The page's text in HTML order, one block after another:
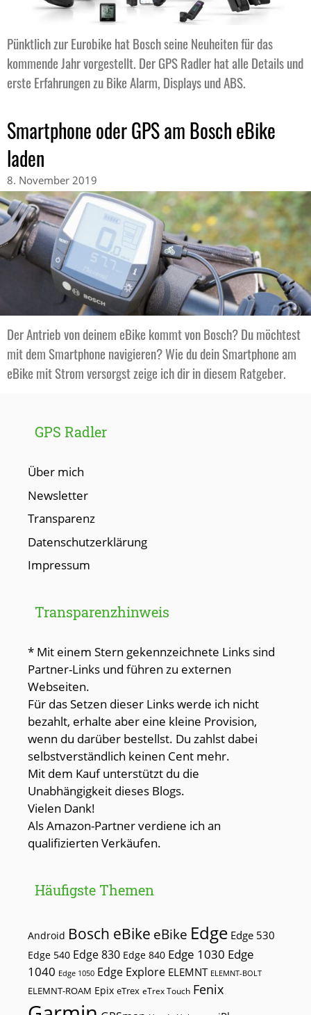
Pünktlich zur Eurobike hat Bosch seine Neuheiten für das
kommende Jahr vorgestellt. Der GPS Radler hat alle Details und
erste Erfahrungen zu Bike Alarm, Displays und ABS.
Smartphone oder GPS am Bosch eBike
laden
8. November 2019
Der Antrieb von deinem eBike kommt von Bosch? Du möchtest
mit dem Smartphone navigieren? Wie du dein Smartphone am
eBike mit Strom versorgst zeige ich dir in diesem Ratgeber.
GPS Radler
Über mich
Newsletter
Transparenz
Datenschutzerklärung
Impressum
Transparenzhinweis
* Mit einem Stern gekennzeichnete Links sind
Partner-Links und führen zu externen
Webseiten.
Für das Setzen dieser Links werde ich nicht
bezahlt, erhalte aber eine kleine Provision,
wenn du darüber bestellst. Du zahlst dabei
selbstverständlich keinen Cent mehr.
Mit dem Kauf unterstützt du die
Unabhängigkeit dieses Blogs.
Vielen Dank!
Als Amazon-Partner verdiene ich an
qualifizierten Verkäufen.
Häufigste Themen
Android Bosch eBike eBike Edge Edge 530
Edge 540 Edge 830 Edge 840 Edge 1030 Edge
1040 Edge 1050 Edge Explore ELEMNT ELEMNT-BOLT
ELEMNT-ROAM Epix eTrex eTrex Touch Fenix